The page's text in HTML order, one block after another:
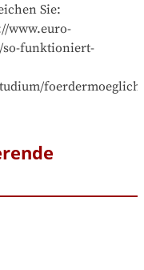
Sie:
www.euro-
so-funktioniert-